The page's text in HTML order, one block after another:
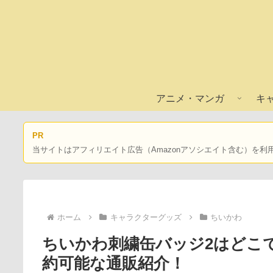
アニメ・マンガ キ
PR
当サイトはアフィリエイト広告（Amazonアソシエイト含む）を利
ホーム キャラクターグッズ ちいかわ
ちいかわ刺繍缶バッジ2はどこ
約可能な通販紹介！